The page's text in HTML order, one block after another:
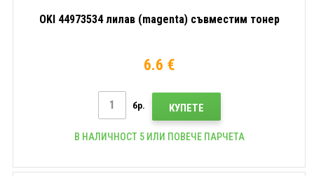
OKI 44973534 лилав (magenta) съвместим тонер
6.6 €
бр. КУПЕТЕ
В НАЛИЧНОСТ 5 ИЛИ ПОВЕЧЕ ПАРЧЕТА